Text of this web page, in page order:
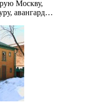
Москву,
авангард…